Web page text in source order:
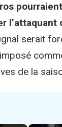
l’attaquant
serait
imposé
de la